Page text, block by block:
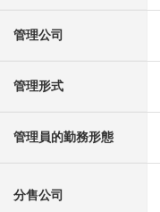
管理公司
管理形式
管理員的勤務形態
分售公司